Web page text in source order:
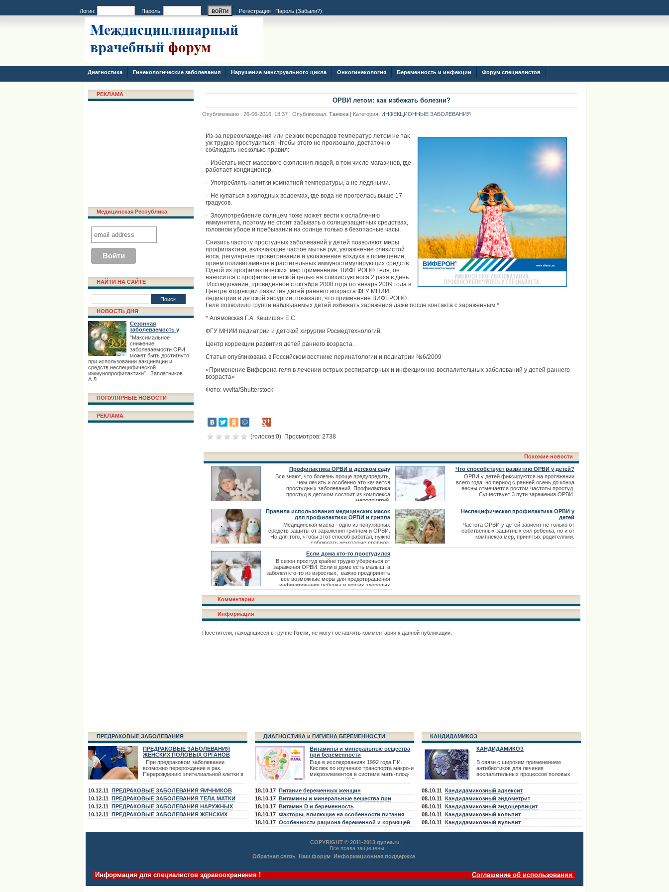
Логин: Пароль: Регистрация | Пароль (Забыли?)
Диагностика Гинекологические заболевания Нарушение менструального цикла Онкогинекология Беременность и инфекции Форум специалистов
РЕКЛАМА
Медицинская Республика
НАЙТИ НА САЙТЕ
НОВОСТЬ ДНЯ
Сезонная
заболеваемость у
взрослых
"Максимальное
снижение
заболеваемости ОРИ
может быть достигнуто
при использовании вакцинации и
средств неспецифической
иммунопрофилактики”. Заплатников
А.Л.
ПОПУЛЯРНЫЕ НОВОСТИ
РЕКЛАМА
ОРВИ летом: как избежать болезни?
Опубликовано : 26-06-2016, 18:37 | Опубликовал: Танюха | Категория: ИНФЕКЦИОННЫЕ ЗАБОЛЕВАНИЯ
Из-за переохлаждения или резких перепадов температур летом не так
уж трудно простудиться. Чтобы этого не произошло, достаточно
соблюдать несколько правил:
· Избегать мест массового скопления людей, в том числе магазинов, где
работает кондиционер.
· Употреблять напитки комнатной температуры, а не ледяными.
· Не купаться в холодных водоемах, где вода не прогрелась выше 17
градусов.
· Злоупотребление солнцем тоже может вести к ослаблению
иммунитета, поэтому не стоит забывать о солнцезащитных средствах,
головном уборе и пребывании на солнце только в безопасные часы.
Снизить частоту простудных заболеваний у детей позволяют меры
профилактики, включающие частое мытье рук, увлажнение слизистой
носа, регулярное проветривание и увлажнение воздуха в помещении,
прием поливитаминов и растительных иммуностимулирующих средств.
Одной из профилактических мер применение ВИФЕРОН® Геля, он
наносится с профилактической целью на слизистую носа 2 раза в день.
Исследование, проведенное с октября 2008 года по январь 2009 года в
Центре коррекции развития детей раннего возраста ФГУ МНИИ
педиатрии и детской хирургии, показало, что применение ВИФЕРОН®
Геля позволило группе наблюдаемых детей избежать заражения даже после контакта с зараженным.*
* Алямовская Г.А. Кешишян Е.С.
ФГУ МНИИ педиатрии и детской хирургии Росмедтехнологий.
Центр коррекции развития детей раннего возраста.
Статья опубликована в Российском вестнике перинатологии и педиатрии №6/2009
«Применение Виферона-геля в лечении острых респираторных и инфекционно-воспалительных заболеваний у детей раннего
возраста»
Фото: vvvita/Shutterstock
(голосов:0) Просмотров: 2738
Похожие новости
Профилактика ОРВИ в детском саду
Все знают, что болезнь проще предупредить,
чем лечить и особенно это качается
простудных заболеваний. Профилактика
простуд в детском состоит из комплекса
мероприятий.
Что способствует развитию ОРВИ у детей?
ОРВИ у детей фиксируются на протяжении
всего года, но период с ранней осень до конца
весны отмечается ростом частоты простуд.
Существует 3 пути заражения ОРВИ.
Правила использования медицинских масок
для профилактики ОРВИ и гриппа
Медицинская маска - одно из популярных
средств защиты от заражения гриппом и ОРВИ.
Но для того, чтобы этот способ работал, нужно
соблюдать некоторые правила.
Неспецифическая профилактика ОРВИ у
детей
Частота ОРВИ у детей зависит не только от
собственных защитных сил ребенка, но и от
комплекса мер, принятых родителями.
Если дома кто-то простудился
В сезон простуд крайне трудно уберечься от
заражения ОРВИ. Если в доме есть малыш, а
заболел кто-то из взрослых, важно предпринять
все возможные меры для предотвращения
инфицирования ребенка и других здоровых
членов семьи.
Комментарии
Информация
Посетители, находящиеся в группе Гости , не могут оставлять комментарии к данной публикации.
ПРЕДРАКОВЫЕ ЗАБОЛЕВАНИЯ
ПРЕДРАКОВЫЕ ЗАБОЛЕВАНИЯ
ЖЕНСКИХ ПОЛОВЫХ ОРГАНОВ
При предраковом заболевании
возможно перерождение в рак.
Перерождению эпителиальной клетки в
изменений клеточных элементов. К
предраковым состояниям относятся
гиперплазия и гипертрофия эпителия,
увеличение количества митозов,
появление клеточной атипии и
10.12.11 ПРЕДРАКОВЫЕ ЗАБОЛЕВАНИЯ ЯИЧНИКОВ
10.12.11 ПРЕДРАКОВЫЕ ЗАБОЛЕВАНИЯ ТЕЛА МАТКИ
10.12.11 ПРЕДРАКОВЫЕ ЗАБОЛЕВАНИЯ НАРУЖНЫХ
ПОЛОВЫХ ОРГАНОВ
10.12.11 ПРЕДРАКОВЫЕ ЗАБОЛЕВАНИЯ ЖЕНСКИХ
ДИАГНОСТИКА и ГИГИЕНА БЕРЕМЕННОСТИ
Витамины и минеральные вещества
при беременности
Еще в исследованиях 1992 года Г.И.
Кислюк по изучению транспорта макро-и
микроэлементов в системе мать-плод-
новорожденный были выявлены -
18.10.17 Питание беременных женщин
18.10.17 Витамины и минеральные вещества при
планировании беременности
18.10.17 Витамин D и беременность
18.10.17 Факторы, влияющие на особенности питания
беременной и кормящей женщины
18.10.17 Особенности рациона беременной и кормящей
КАНДИДАМИКОЗ
КАНДИДАМИКОЗ
В связи с широким применением
антибиотиков для лечения
воспалительных процессов половых
половых органов. Кандидамикоз может
быть первичным заболеванием и как
осложнение антибиотикотерапии.
Кандидамикоз (кандидоз, молочница)
вызывается дрожжеподобными грибами
р
08.10.11 Кандидамикозный аднексит
08.10.11 Кандидамикозный эндометрит
08.10.11 Кандидамикозный эндоцервицит
08.10.11 Кандидамикозный кольпит
08.10.11 Кандидамикозный вульвит
COPYRIGHT © 2011-2013 gynea.ru |
Все права защищены
Обратная связь Наш форум Информационная поддержка
Информация для специалистов здравоохранения ! Соглашение об использовании